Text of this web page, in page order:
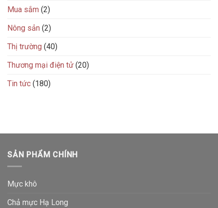
Mua sắm (2)
Nông sản (2)
Thị trường (40)
Thương mại điện tử (20)
Tin tức (180)
SẢN PHẨM CHÍNH
Mực khô
Chả mực Hạ Long